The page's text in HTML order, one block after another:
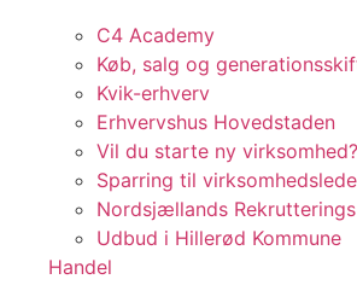
C4 Academy
Køb, salg og
Kvik-erhverv
Erhvervshus Hovedstaden
Vil du starte ny virksomhed?
Sparring til
Nordsjællands
Udbud i Hillerød Kommune
Handel